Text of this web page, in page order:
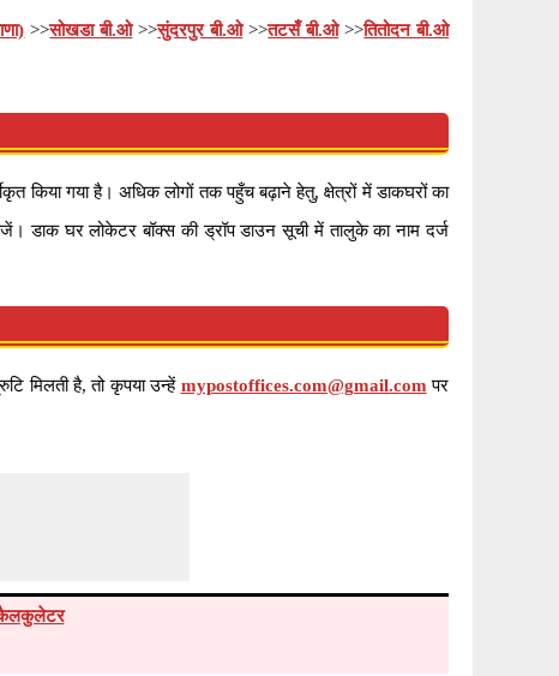
>>सोखडा बी.ओ>>सुंदरपुर बी.ओ>>तटसँ बी.ओ>>तितोदन बी.ओ
किया गया है। अधिक लोगों तक पहुँच बढ़ाने हेतु, क्षेत्रों में डाकघरों का
डाक घर लोकेटर बॉक्स की ड्रॉप डाउन सूची में तालुके का नाम दर्ज
मिलती है, तो कृपया उन्हें mypostoffices.com@gmail.com पर